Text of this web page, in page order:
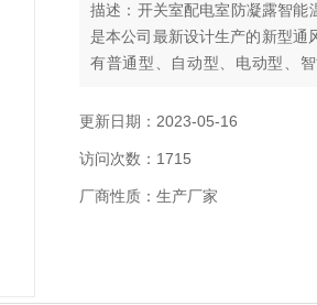
描述：开关室配电室防凝露智
是本公司最新设计生产的新型通
有普通型、自动型、电动型、
主要适用于电力系统变电站SF6
更新日期：2023-05-16
访问次数：1715
厂商性质：生产厂家